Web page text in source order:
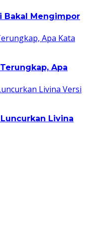
Bakal Mengimpor
Apa
Livina